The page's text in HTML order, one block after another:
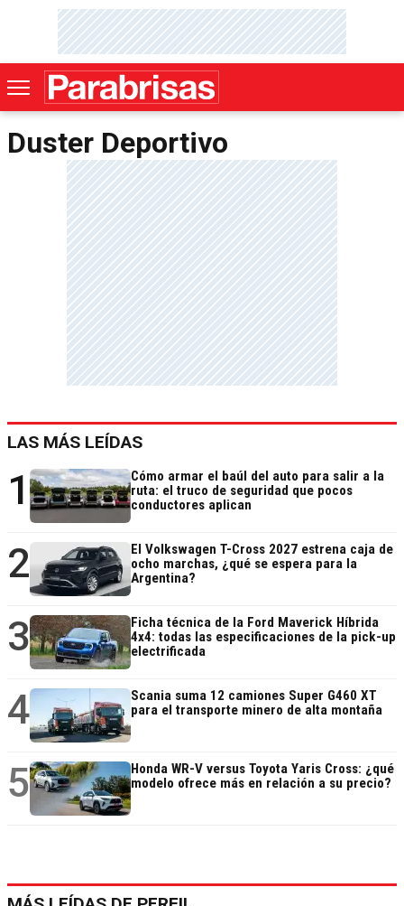
Duster Deportivo
LAS MÁS LEÍDAS
1
Cómo armar el baúl del auto para salir a la
ruta: el truco de seguridad que pocos
conductores aplican
2
El Volkswagen T-Cross 2027 estrena caja de
ocho marchas, ¿qué se espera para la
Argentina?
3
Ficha técnica de la Ford Maverick Híbrida
4x4: todas las especificaciones de la pick-up
electrificada
4
Scania suma 12 camiones Super G460 XT
para el transporte minero de alta montaña
5
Honda WR-V versus Toyota Yaris Cross: ¿qué
modelo ofrece más en relación a su precio?